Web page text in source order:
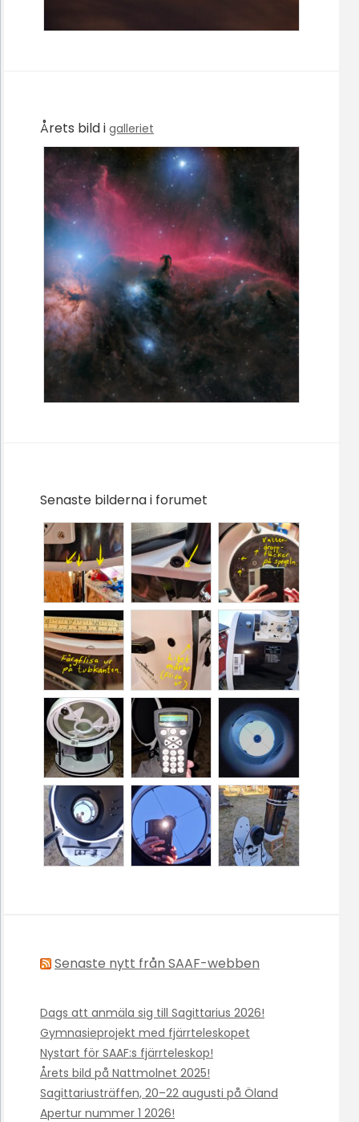
Årets bild i galleriet
Senaste bilderna i forumet
Senaste nytt från SAAF-webben
Dags att anmäla sig till Sagittarius 2026!
Gymnasieprojekt med fjärrteleskopet
Nystart för SAAF:s fjärrteleskop!
Årets bild på Nattmolnet 2025!
Sagittariusträffen, 20–22 augusti på Öland
Apertur nummer 1 2026!